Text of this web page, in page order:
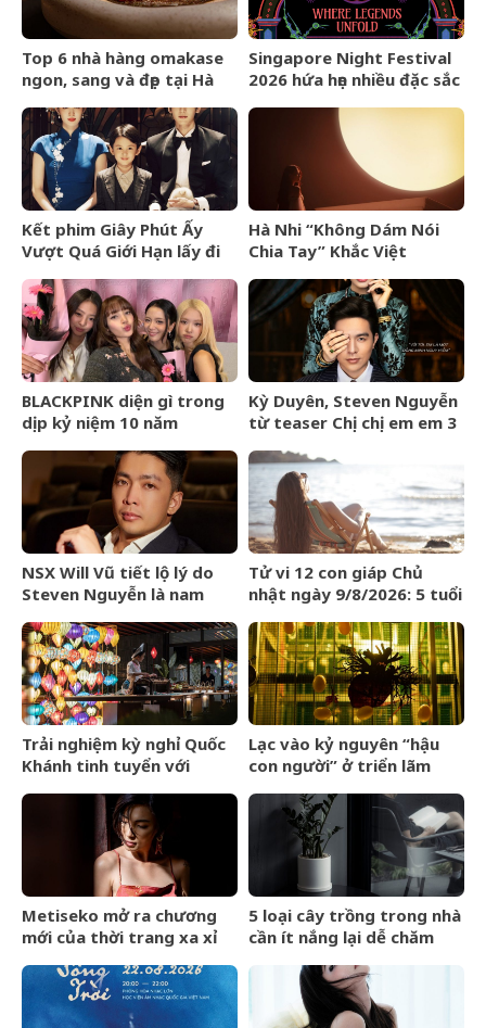
Top 6 nhà hàng omakase
ngon, sang và đẹp tại Hà
thực Nhật Bản
Singapore Night Festival
2026 hứa hẹn nhiều đặc sắc
Kết phim Giây Phút Ấy
Vượt Quá Giới Hạn lấy đi
Hà Nhi “Không Dám Nói
Chia Tay” Khắc Việt
BLACKPINK diện gì trong
dịp kỷ niệm 10 năm
Kỳ Duyên, Steven Nguyễn
từ teaser Chị chị em em 3
NSX Will Vũ tiết lộ lý do
Steven Nguyễn là nam
trụ “Chị chị em em”
Tử vi 12 con giáp Chủ
nhật ngày 9/8/2026: 5 tuổi
Trải nghiệm kỳ nghỉ Quốc
Khánh tinh tuyển với
Lạc vào kỷ nguyên “hậu
con người” ở triển lãm
Chit Chítt
Metiseko mở ra chương
mới của thời trang xa xỉ
5 loại cây trồng trong nhà
cần ít nắng lại dễ chăm